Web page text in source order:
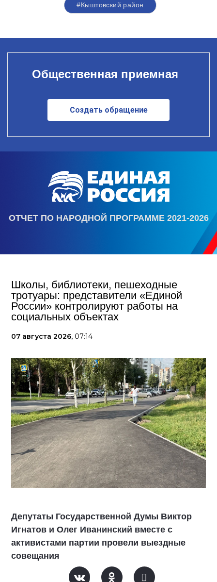
#Кыштовский район
Общественная приемная
Создать обращение
ОТЧЕТ ПО НАРОДНОЙ ПРОГРАММЕ 2021-2026
Школы, библиотеки, пешеходные
тротуары: представители «Единой
России» контролируют работы на
социальных объектах
07 августа 2026, 07:14
Депутаты Государственной Думы Виктор
Игнатов и Олег Иванинский вместе с
активистами партии провели выездные
совещания